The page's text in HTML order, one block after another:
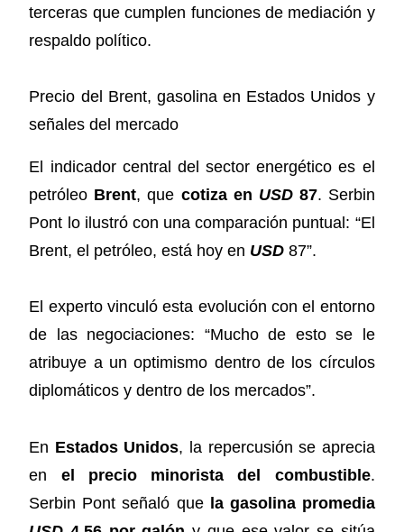
terceras que cumplen funciones de mediación y
respaldo político.
Precio del Brent, gasolina en Estados Unidos y
señales del mercado
El indicador central del sector energético es el
petróleo Brent, que cotiza en USD87. Serbin
Pont lo ilustró con una comparación puntual: “El
Brent, el petróleo, está hoy en USD 87”.
El experto vinculó esta evolución con el entorno
de las negociaciones: “Mucho de esto se le
atribuye a un optimismo dentro de los círculos
diplomáticos y dentro de los mercados”.
En Estados Unidos, la repercusión se aprecia
en el precio minorista del combustible.
Serbin Pont señaló que la gasolina promedia